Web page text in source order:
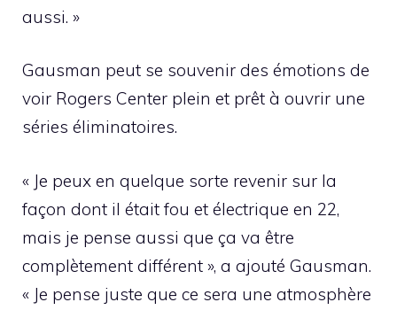
aussi. »
Gausman peut se souvenir des émotions de
voir Rogers Center plein et prêt à ouvrir une
séries éliminatoires.
« Je peux en quelque sorte revenir sur la
façon dont il était fou et électrique en 22,
mais je pense aussi que ça va être
complètement différent », a ajouté Gausman.
« Je pense juste que ce sera une atmosphère